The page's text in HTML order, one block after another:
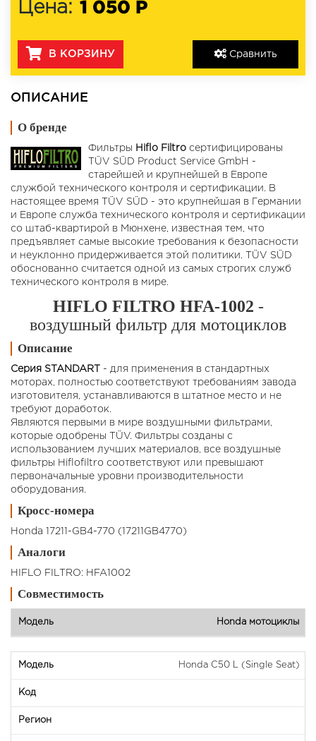
Сравнить
Цена: 1 050 Р
В КОРЗИНУ
ОПИСАНИЕ
О бренде
Фильтры Hiflo Filtro сертифицированы
TÜV SÜD Product Service GmbH -
старейшей и крупнейшей в Европе
службой технического контроля и сертификации. В
настоящее время TÜV SÜD - это крупнейшая в Германии
и Европе служба технического контроля и сертификации
со штаб-квартирой в Мюнхене, известная тем, что
предъявляет самые высокие требования к безопасности
и неуклонно придерживается этой политики. TÜV SÜD
обоснованно считается одной из самых строгих служб
технического контроля в мире.
HIFLO FILTRO HFA-1002 -
воздушный фильтр для мотоциклов
Описание
Серия STANDART
- для применения в стандартных
моторах, полностью соответствуют требованиям завода
изготовителя, устанавливаются в штатное место и не
требуют доработок.
Являются первыми в мире воздушными фильтрами,
которые одобрены TÜV. Фильтры созданы с
использованием лучших материалов, все воздушные
фильтры Hiflofiltro соответствуют или превышают
первоначальные уровни производительности
оборудования.
Кросс-номера
Honda 17211-GB4-770 (17211GB4770)
Аналоги
HIFLO FILTRO: HFA1002
Совместимость
Honda мотоциклы
Honda C50 L (Single Seat)